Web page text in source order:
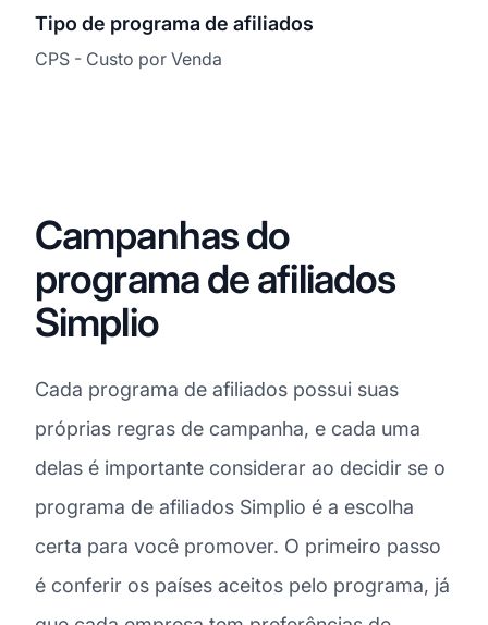
Tipo de programa de afiliados
CPS - Custo por Venda
Campanhas do
programa de afiliados
Simplio
Cada programa de afiliados possui suas
próprias regras de campanha, e cada uma
delas é importante considerar ao decidir se o
programa de afiliados Simplio é a escolha
certa para você promover. O primeiro passo
é conferir os países aceitos pelo programa, já